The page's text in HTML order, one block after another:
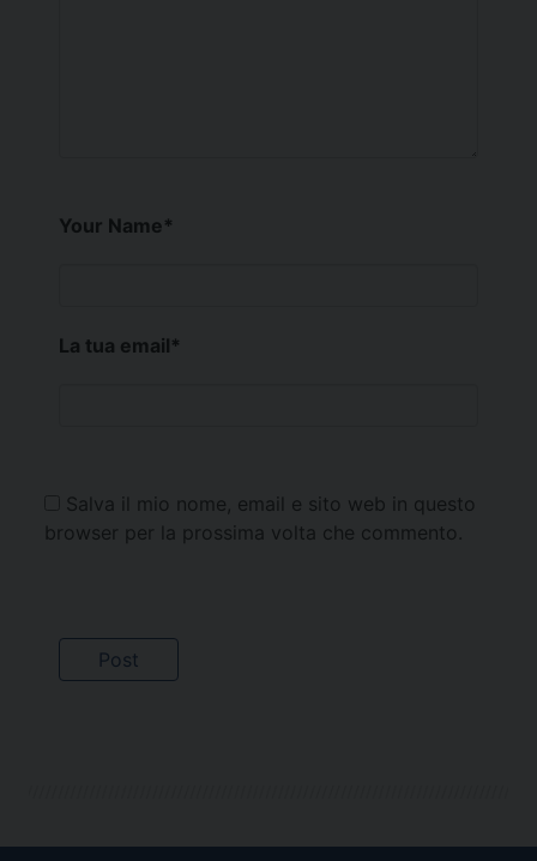
Your Name*
La tua email*
Salva il mio nome, email e sito web in questo
browser per la prossima volta che commento.